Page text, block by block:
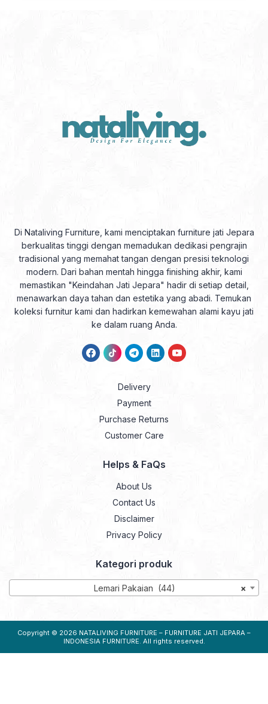
Di Nataliving Furniture, kami menciptakan furniture jati Jepara
berkualitas tinggi dengan memadukan dedikasi pengrajin
tradisional yang memahat tangan dengan presisi teknologi
modern. Dari bahan mentah hingga finishing akhir, kami
memastikan "Keindahan Jati Jepara" hadir di setiap detail,
menawarkan daya tahan dan estetika yang abadi. Temukan
koleksi furnitur kami dan hadirkan kemewahan alami kayu jati
ke dalam ruang Anda.
Delivery
Payment
Purchase Returns
Customer Care
Helps & FaQs
About Us
Contact Us
Disclaimer
Privacy Policy
Kategori produk
×
Lemari Pakaian (44)
Copyright © 2026 NATALIVING FURNITURE – FURNITURE JATI JEPARA –
INDONESIA FURNITURE. All rights reserved.